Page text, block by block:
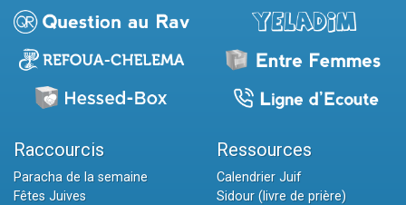
Raccourcis
Paracha de la semaine
Fêtes Juives
Ressources
Calendrier Juif
Sidour (livre de prière)